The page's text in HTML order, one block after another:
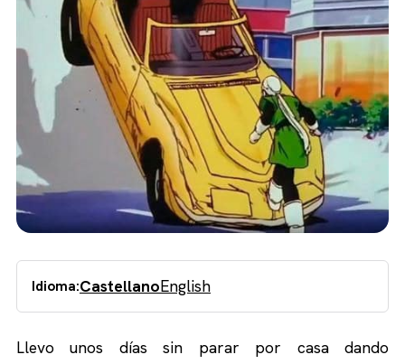
Idioma:CastellanoEnglish
Llevo unos días sin parar por casa dando